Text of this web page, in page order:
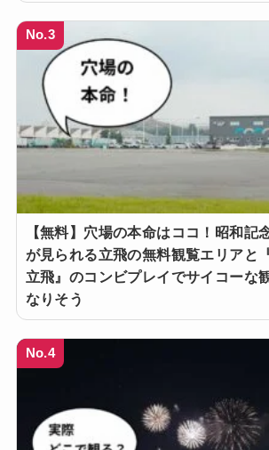
No.3
【無料】穴場の本命はココ！昭和記
が見られる立飛の無料観覧エリアと
立飛』のコンビプレイでサイコーな
なりそう
No.4